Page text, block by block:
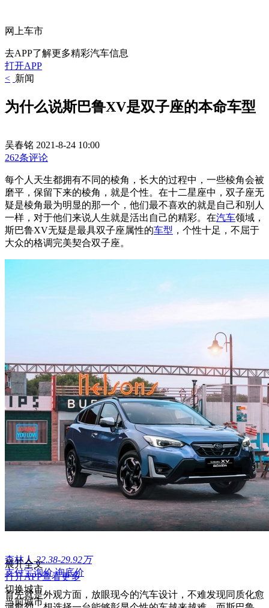
网上车市
去APP了解更多精彩汽车信息
打开APP
< 新闻
为什么说斯巴鲁XV是双子座的本命车型
吴春铭 2021-8-24 10:00
262条评论
每个人天生都拥有不同的棱角，长大的过程中，一些棱角会被
磨平，保留下来的棱角，就是个性。在十二星座中，双子座无
疑是棱角最为明显的那一个，他们最不喜欢的就是自己和别人
一样，对于他们来说人生就是活出自己的精彩。在汽车领域，
斯巴鲁XV无疑是最具双子座属性的车型 ，个性十足，不屈于
大众的格调完美契合双子座。
森林人 22.38-29.92万
支付宝询价 询底价
首先就是外观方面，放眼现今的汽车设计，不难发现同质化愈
展开全文
打开APP查看更多
切换城市
当前城市